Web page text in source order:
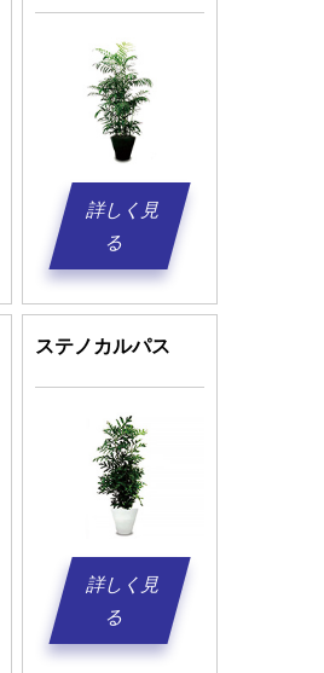
詳しく見
る
ステノカルパス
詳しく見
る